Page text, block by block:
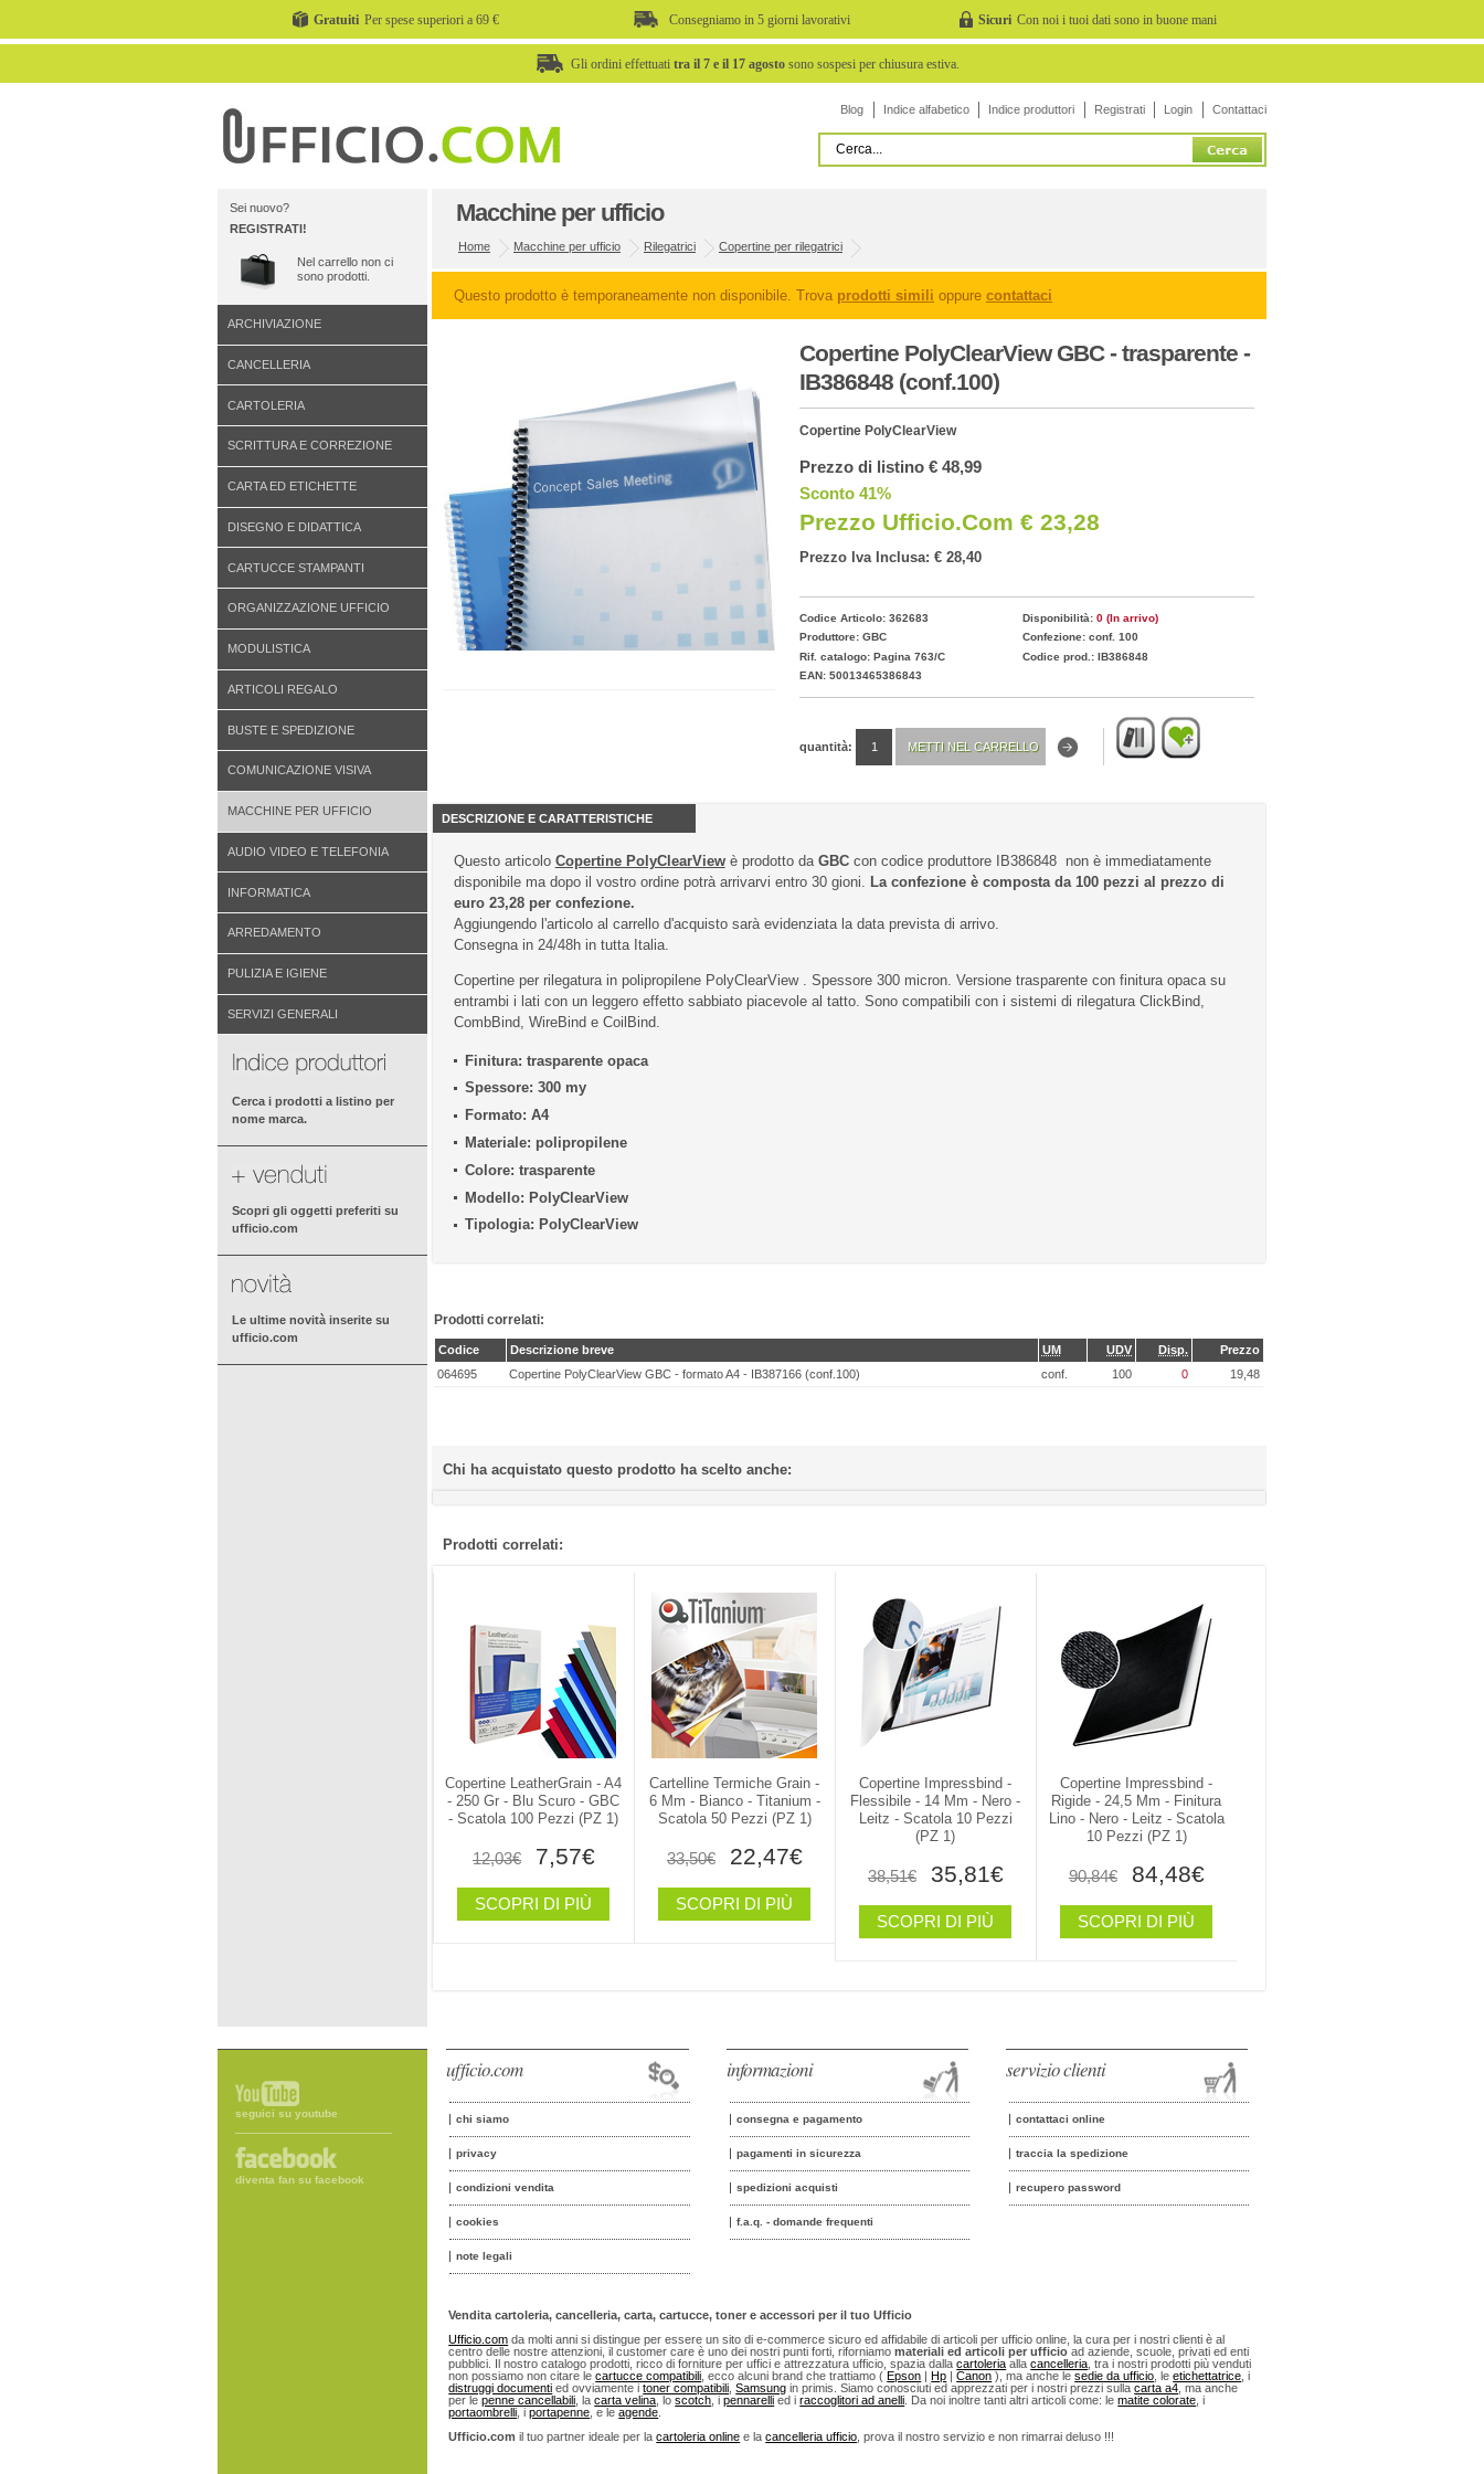
Gratuiti Per spese superiori a 69 € Consegniamo in 5 giorni lavorativi Sicuri Con noi i tuoi dati sono in buone mani
Gli ordini effettuati tra il 7 e il 17 agostosono sospesi per chiusura estiva.
Blog Indice alfabetico Indice produttori Registrati Login Contattaci
Sei nuovo?
REGISTRATI!
Nel carrello non ci
sono prodotti.
ARCHIVIAZIONE
CANCELLERIA
CARTOLERIA
SCRITTURA E CORREZIONE
CARTA ED ETICHETTE
DISEGNO E DIDATTICA
CARTUCCE STAMPANTI
ORGANIZZAZIONE UFFICIO
MODULISTICA
ARTICOLI REGALO
BUSTE E SPEDIZIONE
COMUNICAZIONE VISIVA
MACCHINE PER UFFICIO
AUDIO VIDEO E TELEFONIA
INFORMATICA
ARREDAMENTO
PULIZIA E IGIENE
SERVIZI GENERALI
Cerca i prodotti a listino per
nome marca.
Scopri gli oggetti preferiti su
ufficio.com
Le ultime novità inserite su
ufficio.com
Macchine per ufficio
Home Macchine per ufficio Rilegatrici Copertine per rilegatrici
Questo prodotto è temporaneamente non disponibile. Trova prodotti simili oppure contattaci
Copertine PolyClearView GBC - trasparente -
IB386848 (conf.100)
Copertine PolyClearView
Prezzo di listino € 48,99
Sconto 41%
Prezzo Ufficio.com € 23,28
Prezzo Iva Inclusa: € 28,40
Codice Articolo: 362683 Disponibilità: 0 (In arrivo)
Produttore: GBC
Confezione: conf. 100
Rif. catalogo: Pagina 763/C
Codice prod.: IB386848
EAN: 50013465386843
quantità:
DESCRIZIONE E CARATTERISTICHE
Questo articolo Copertine PolyClearViewè prodotto da GBCcon codice produttore IB386848 non è immediatamente
disponibile ma dopo il vostro ordine potrà arrivarvi entro 30 gioni. La confezione è composta da 100 pezzi al prezzo di
euro 23,28 per confezione.
Aggiungendo l'articolo al carrello d'acquisto sarà evidenziata la data prevista di arrivo.
Consegna in 24/48h in tutta Italia.
Copertine per rilegatura in polipropilene PolyClearView . Spessore 300 micron. Versione trasparente con finitura opaca su
entrambi i lati con un leggero effetto sabbiato piacevole al tatto. Sono compatibili con i sistemi di rilegatura ClickBind,
CombBind, WireBind e CoilBind.
Finitura: trasparente opaca
Spessore: 300 my
Formato: A4
Materiale: polipropilene
Colore: trasparente
Modello: PolyClearView
Tipologia: PolyClearView
Prodotti correlati:
Codice Descrizione breve UM UDV Disp.
Prezzo
064695
Copertine PolyClearView GBC - formato A4 - IB387166 (conf.100) conf. 100 0 19,48
Chi ha acquistato questo prodotto ha scelto anche:
Prodotti correlati:
Copertine LeatherGrain - A4
- 250 Gr - Blu Scuro - GBC
- Scatola 100 Pezzi (PZ 1)
12,03€ 7,57€
SCOPRI DI PIÙ
Cartelline Termiche Grain -
6 Mm - Bianco - Titanium -
Scatola 50 Pezzi (PZ 1)
33,50€ 22,47€
SCOPRI DI PIÙ
Copertine Impressbind -
Flessibile - 14 Mm - Nero -
Leitz - Scatola 10 Pezzi
(PZ 1)
38,51€ 35,81€
SCOPRI DI PIÙ
Copertine Impressbind -
Rigide - 24,5 Mm - Finitura
Lino - Nero - Leitz - Scatola
10 Pezzi (PZ 1)
90,84€ 84,48€
SCOPRI DI PIÙ
seguici su youtube
diventa fan su facebook
servizio clienti
contattaci online
traccia la spedizione
recupero password
informazioni
consegna e pagamento
pagamenti in sicurezza
spedizioni acquisti
f.a.q. - domande frequenti
ufficio.com
chi siamo
privacy
condizioni vendita
cookies
note legali
Vendita cartoleria, cancelleria, carta, cartucce, toner e accessori per il tuo Ufficio
Ufficio.com da molti anni si distingue per essere un sito di e-commerce sicuro ed affidabile di articoli per ufficio online, la cura per i nostri clienti è al
centro delle nostre attenzioni, il customer care è uno dei nostri punti forti, riforniamomateriali ed articoli per ufficio ad aziende, scuole, privati ed enti
pubblici. Il nostro catalogo prodotti, ricco di forniture per uffici e attrezzatura ufficio, spazia dallacartoleria allacancelleria , tra i nostri prodotti più venduti
non possiamo non citare lecartucce compatibili , ecco alcuni brand che trattiamo (Epson |Hp |Canon ), ma anche lesedie da ufficio , leetichettatrice , i
distruggi documenti ed ovviamente itoner compatibili ,Samsung in primis. Siamo conosciuti ed apprezzati per i nostri prezzi sullacarta a4 , ma anche
per lepenne cancellabili , lacarta velina , loscotch , ipennarelli ed iraccoglitori ad anelli . Da noi inoltre tanti altri articoli come: lematite colorate , i
portaombrelli , iportapenne , e leagende
Ufficio.com il tuo partner ideale per lacartoleria online e lacancelleria ufficio , prova il nostro servizio e non rimarrai deluso !!!